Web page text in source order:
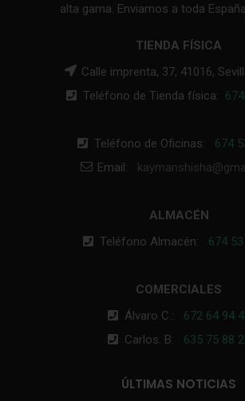
alta gama. Enviamos a toda
TIENDA FÍSICA
Calle imprenta, 37, 41016,
Teléfono de Tienda física:
Teléfono de Oficinas: 674
Email:
ALMACÉN
Teléfono Almacén: 674
COMERCIALES
Álvaro C.: 672 64 94
Carlos. B: 635 75 88
ÚLTIMAS NOTICIAS